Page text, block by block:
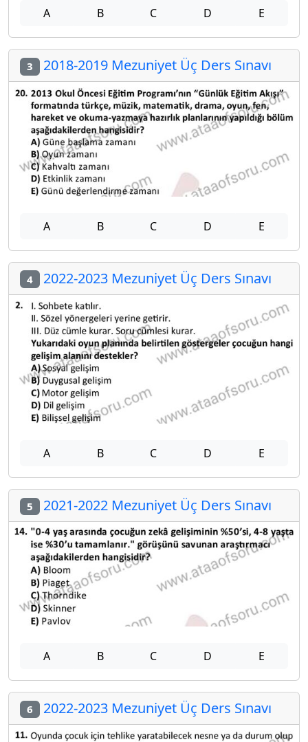
A B C D E
3 2018-2019 Mezuniyet Üç Ders Sınavı
A B C D E
4 2022-2023 Mezuniyet Üç Ders Sınavı
A B C D E
5 2021-2022 Mezuniyet Üç Ders Sınavı
A B C D E
6 2022-2023 Mezuniyet Üç Ders Sınavı